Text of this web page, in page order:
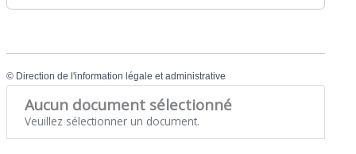
© Direction de l'information légale et administrative
Aucun document sélectionné
Veuillez sélectionner un document.